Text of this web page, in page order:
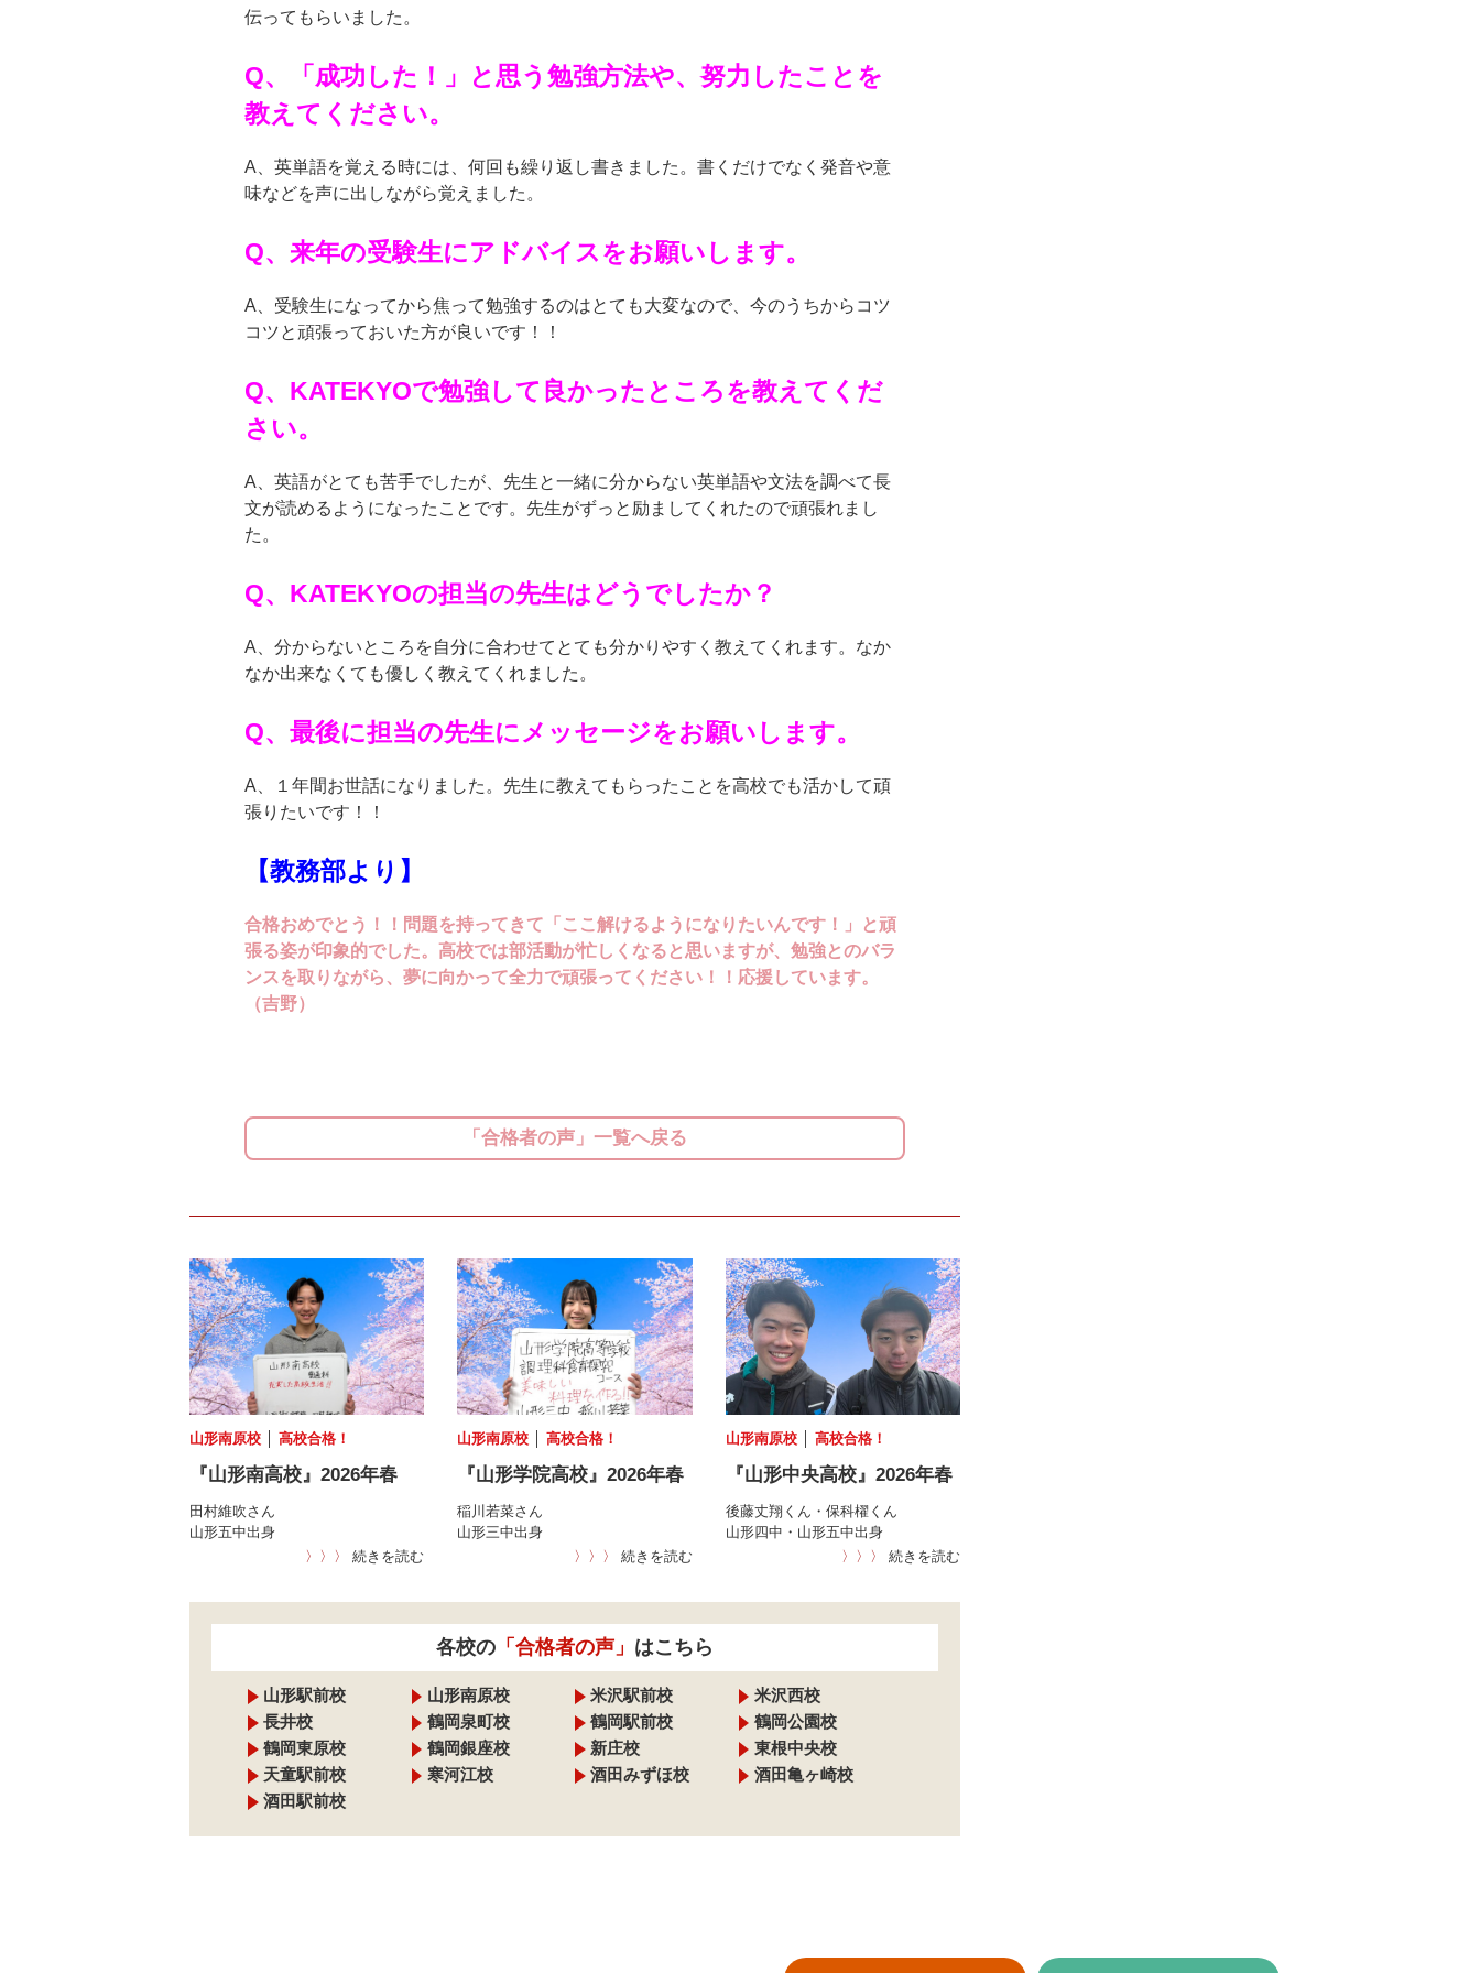
伝ってもらいました。
Q、「成功した！」と思う勉強方法や、努力したことを
教えてください。
A、英単語を覚える時には、何回も繰り返し書きました。書くだけでなく発音や意
味などを声に出しながら覚えました。
Q、来年の受験生にアドバイスをお願いします。
A、受験生になってから焦って勉強するのはとても大変なので、今のうちからコツ
コツと頑張っておいた方が良いです！！
Q、KATEKYOで勉強して良かったところを教えてくだ
さい。
A、英語がとても苦手でしたが、先生と一緒に分からない英単語や文法を調べて長
文が読めるようになったことです。先生がずっと励ましてくれたので頑張れまし
た。
Q、KATEKYOの担当の先生はどうでしたか？
A、分からないところを自分に合わせてとても分かりやすく教えてくれます。なか
なか出来なくても優しく教えてくれました。
Q、最後に担当の先生にメッセージをお願いします。
A、１年間お世話になりました。先生に教えてもらったことを高校でも活かして頑
張りたいです！！
【教務部より】
合格おめでとう！！問題を持ってきて「ここ解けるようになりたいんです！」と頑
張る姿が印象的でした。高校では部活動が忙しくなると思いますが、勉強とのバラ
ンスを取りながら、夢に向かって全力で頑張ってください！！応援しています。
（吉野）
「合格者の声」一覧へ戻る
山形南原校 高校合格！
『山形南高校』2026年春
田村維吹さん
山形五中出身
〉〉〉
続きを読む
山形南原校 │高校合格！
『山形学院高校』2026年春
稲川若菜さん
山形三中出身
〉〉〉
続きを読む
山形南原校 高校合格！
『山形中央高校』2026年春
後藤丈翔くん・保科櫂くん
山形四中・山形五中出身
〉〉〉
続きを読む
各校の 「合格者の声」 はこちら
山形駅前校 山形南原校 米沢駅前校
米沢西校
長井校
鶴岡泉町校 鶴岡駅前校
鶴岡公園校
鶴岡東原校
鶴岡銀座校 新庄校
東根中央校
天童駅前校
寒河江校 酒田みずほ校
酒田亀ヶ崎校
酒田駅前校